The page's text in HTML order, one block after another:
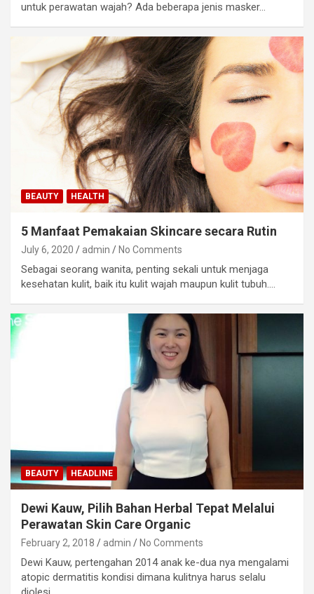
untuk perawatan wajah? Ada beberapa jenis masker…
BEAUTY HEALTH
5 Manfaat Pemakaian Skincare secara Rutin
July 6, 2020 admin No Comments
Sebagai seorang wanita, penting sekali untuk menjaga
kesehatan kulit, baik itu kulit wajah maupun kulit tubuh.…
BEAUTY HEADLINE
Dewi Kauw, Pilih Bahan Herbal Tepat Melalui
Perawatan Skin Care Organic
February 2, 2018 admin No Comments
Dewi Kauw, pertengahan 2014 anak ke-dua nya mengalami
atopic dermatitis kondisi dimana kulitnya harus selalu